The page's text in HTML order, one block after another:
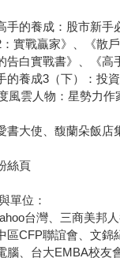
手的養成：股市新手
實戰贏家》、《散
告白實戰書》、《高
養成3（下）：投資
風雲人物：星勢力作
書大使、馥蘭朵飯店
絲頁
單位：
台灣、三商美邦
區CFP聯誼會、文錦
腦、台大EMBA校友